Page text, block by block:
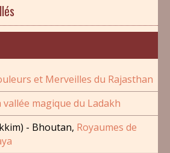
et Merveilles du Rajasthan
vallée magique du Ladakh
- Bhoutan, Royaumes de